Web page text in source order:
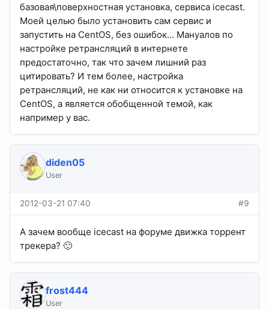
базовая\поверхностная установка, сервиса icecast.
Моей целью было установить сам сервис и
запустить на CentOS, без ошибок... Мануалов по
настройке ретрансляций в интернете
предостаточно, так что зачем лишний раз
цитировать? И тем более, настройка
ретрансляций, не как ни относится к установке на
CentOS, а является обобщенной темой, как
например у вас.
diden05
User
2012-03-21 07:40 #9
А зачем вообще icecast на форуме движка торрент
трекера? 🙂
frost444
User